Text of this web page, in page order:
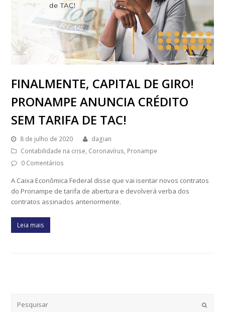
FINALMENTE, CAPITAL DE GIRO!
PRONAMPE ANUNCIA CRÉDITO
SEM TARIFA DE TAC!
8 de julho de 2020
dagian
Contabilidade na crise, Coronavírus, Pronampe
0 Comentários
A Caixa Econômica Federal disse que vai isentar novos contratos
do Pronampe de tarifa de abertura e devolverá verba dos
contratos assinados anteriormente.
Leia mais
Submit